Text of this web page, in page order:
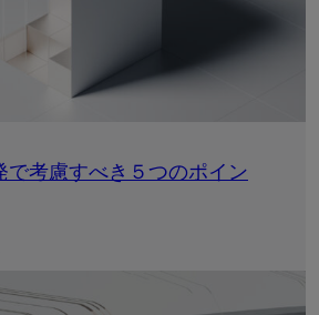
で考慮すべき５つのポイン